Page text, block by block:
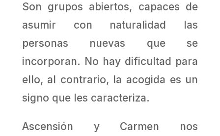
Son grupos abiertos, capaces de
asumir con naturalidad las
personas nuevas que se
incorporan. No hay dificultad para
ello, al contrario, la acogida es un
signo que les caracteriza.
Ascensión y Carmen nos